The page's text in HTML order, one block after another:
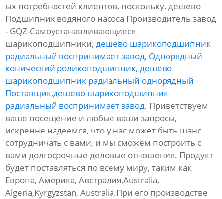
ых потребностей клиентов, поскольку. дешево
Подшипник водяного насоса Производитель завод
- GQZ-Самоустанавливающиеся
шарикоподшипники,дешево шарикоподшипник
радиальный воспринимает завод, Однорядный
конический роликоподшипник,дешево
шарикоподшипник радиальный однорядный
Поставщик,дешево шарикоподшипник
радиальный воспринимает завод. Приветствуем
ваше посещение и любые ваши запросы,
искренне надеемся, что у нас может быть шанс
сотрудничать с вами, и мы сможем построить с
вами долгосрочные деловые отношения. Продукт
будет поставляться по всему миру, таким как
Европа, Америка, Австралия,Australia,
Algeria,Kyrgyzstan, Australia.При его производстве